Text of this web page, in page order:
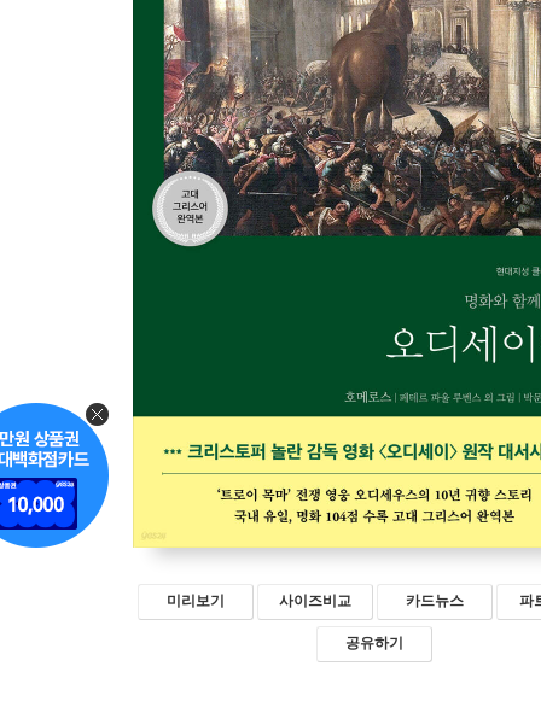
미리보기 사이즈비교 카드뉴스 파
공유하기